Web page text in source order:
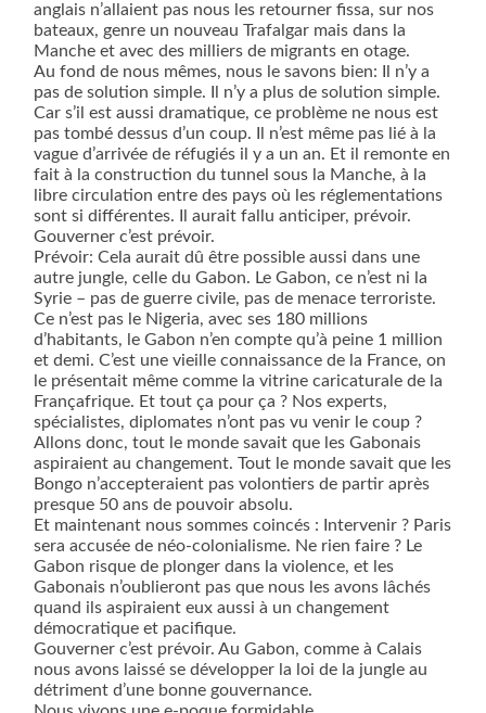
anglais n’allaient pas nous les retourner fissa, sur nos
bateaux, genre un nouveau Trafalgar mais dans la
Manche et avec des milliers de migrants en otage.
Au fond de nous mêmes, nous le savons bien: Il n’y a
pas de solution simple. Il n’y a plus de solution simple.
Car s’il est aussi dramatique, ce problème ne nous est
pas tombé dessus d’un coup. Il n’est même pas lié à la
vague d’arrivée de réfugiés il y a un an. Et il remonte en
fait à la construction du tunnel sous la Manche, à la
libre circulation entre des pays où les réglementations
sont si différentes. Il aurait fallu anticiper, prévoir.
Gouverner c’est prévoir.
Prévoir: Cela aurait dû être possible aussi dans une
autre jungle, celle du Gabon. Le Gabon, ce n’est ni la
Syrie – pas de guerre civile, pas de menace terroriste.
Ce n’est pas le Nigeria, avec ses 180 millions
d’habitants, le Gabon n’en compte qu’à peine 1 million
et demi. C’est une vieille connaissance de la France, on
le présentait même comme la vitrine caricaturale de la
Françafrique. Et tout ça pour ça ? Nos experts,
spécialistes, diplomates n’ont pas vu venir le coup ?
Allons donc, tout le monde savait que les Gabonais
aspiraient au changement. Tout le monde savait que les
Bongo n’accepteraient pas volontiers de partir après
presque 50 ans de pouvoir absolu.
Et maintenant nous sommes coincés : Intervenir ? Paris
sera accusée de néo-colonialisme. Ne rien faire ? Le
Gabon risque de plonger dans la violence, et les
Gabonais n’oublieront pas que nous les avons lâchés
quand ils aspiraient eux aussi à un changement
démocratique et pacifique.
Gouverner c’est prévoir. Au Gabon, comme à Calais
nous avons laissé se développer la loi de la jungle au
détriment d’une bonne gouvernance.